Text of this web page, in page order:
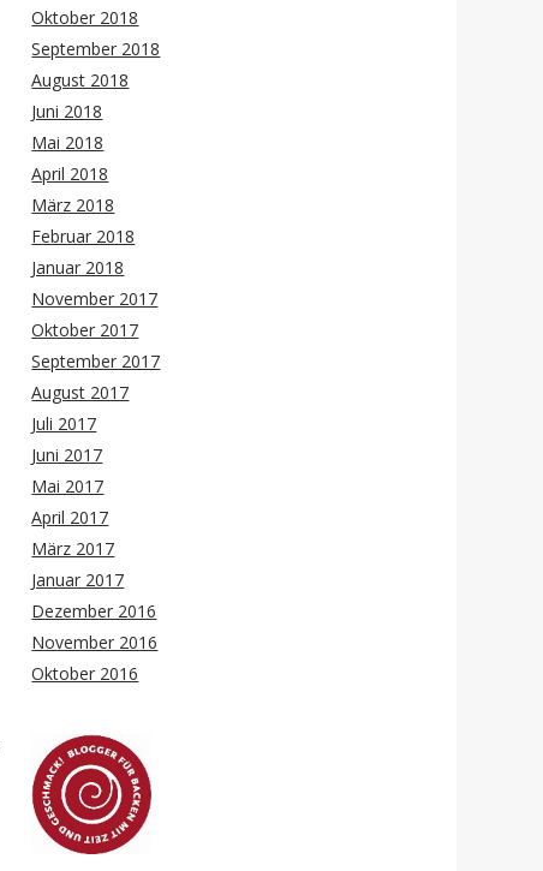
Oktober 2018
September 2018
August 2018
Juni 2018
Mai 2018
April 2018
März 2018
Februar 2018
Januar 2018
November 2017
Oktober 2017
September 2017
August 2017
Juli 2017
Juni 2017
Mai 2017
April 2017
März 2017
Januar 2017
Dezember 2016
November 2016
Oktober 2016